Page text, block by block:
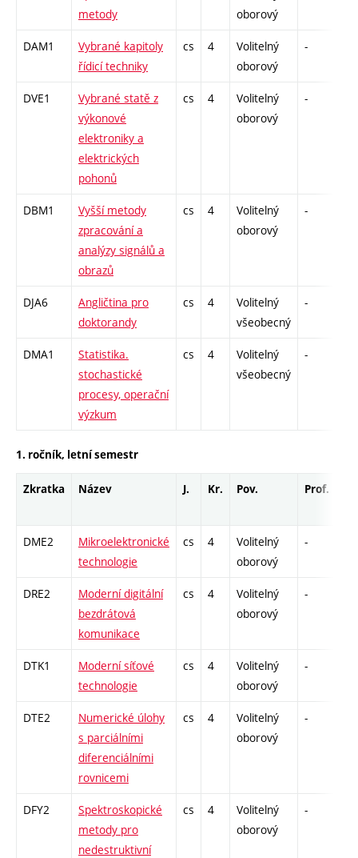
metody
oborový
DAM1
Vybrané kapitoly
řídicí techniky
cs 4
Volitelný
oborový
-
DVE1
Vybrané statě z
výkonové
elektroniky a
elektrických
pohonů
cs 4
Volitelný
oborový
-
DBM1
Vyšší metody
zpracování a
analýzy signálů a
obrazů
cs 4
Volitelný
oborový
-
DJA6
Angličtina pro
doktorandy
cs 4
Volitelný
všeobecný
-
DMA1
Statistika.
stochastické
procesy, operační
výzkum
cs 4
Volitelný
všeobecný
-
1. ročník, letní semestr
Zkratka Název J. Kr. Pov. Prof.
DME2
Mikroelektronické
technologie
cs 4
Volitelný
oborový
-
DRE2
Moderní digitální
bezdrátová
komunikace
cs 4
Volitelný
oborový
-
DTK1
Moderní síťové
technologie
cs 4
Volitelný
oborový
-
DTE2
Numerické úlohy
s parciálními
diferenciálními
rovnicemi
cs 4
Volitelný
oborový
-
DFY2
Spektroskopické
metody pro
nedestruktivní
cs 4
Volitelný
oborový
-